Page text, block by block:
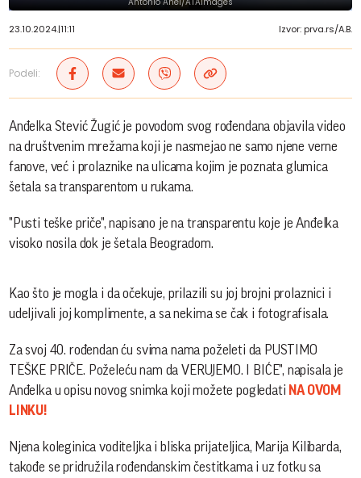
23.10.2024.|11:11 Izvor: prva.rs/A.B.
Podeli:
Anđelka Stević Žugić je povodom svog rođendana objavila video
na društvenim mrežama koji je nasmejao ne samo njene verne
fanove, već i prolaznike na ulicama kojim je poznata glumica
šetala sa transparentom u rukama.
"Pusti teške priče", napisano je na transparentu koje je Anđelka
visoko nosila dok je šetala Beogradom.
Kao što je mogla i da očekuje, prilazili su joj brojni prolaznici i
udeljivali joj komplimente, a sa nekima se čak i fotografisala.
Za svoj 40. rođendan ću svima nama poželeti da PUSTIMO
TEŠKE PRIČE. Poželeću nam da VERUJEMO. I BIĆE", napisala je
Anđelka u opisu novog snimka koji možete pogledati NA OVOM
LINKU!
Njena koleginica voditeljka i bliska prijateljica, Marija Kilibarda,
takođe se pridružila rođendanskim čestitkama i uz fotku sa